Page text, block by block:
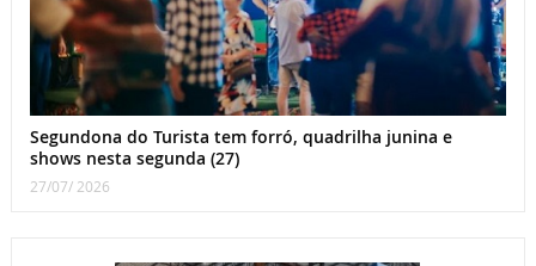
Segundona do Turista tem forró, quadrilha junina e
shows nesta segunda (27)
27/07/ 2026